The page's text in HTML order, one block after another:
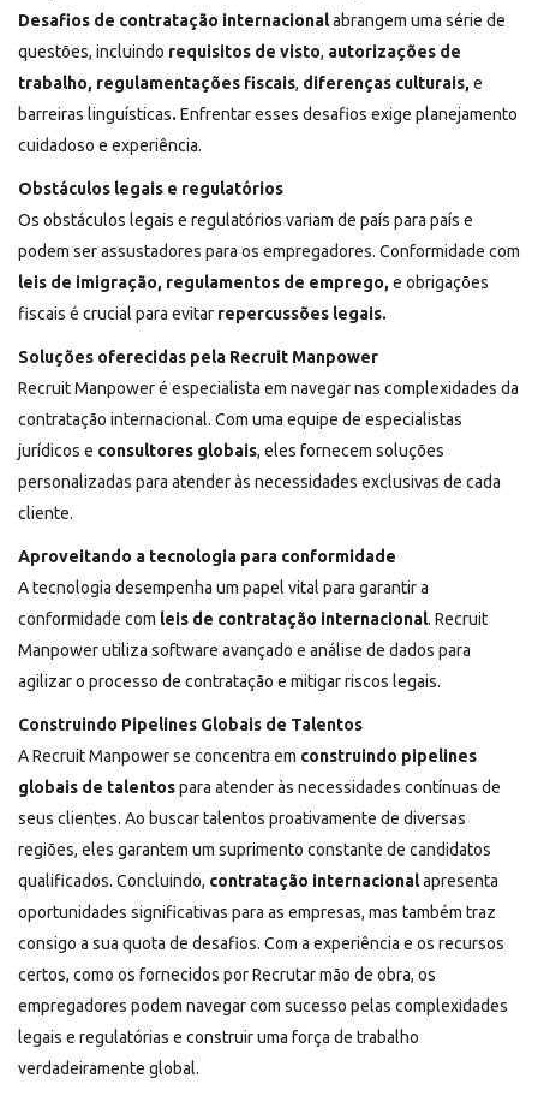
Desafios de contratação internacionalabrangem uma série de
questões, incluindo requisitos de visto, autorizações de
trabalho, regulamentações fiscais, diferenças culturais,e
barreiras linguísticas. Enfrentar esses desafios exige planejamento
cuidadoso e experiência.
Obstáculos legais e regulatórios
Os obstáculos legais e regulatórios variam de país para país e
podem ser assustadores para os empregadores. Conformidade com
leis de imigração, regulamentos de emprego,e obrigações
fiscais é crucial para evitar repercussões legais.
Soluções oferecidas pela Recruit Manpower
Recruit Manpoweré especialista em navegar nas complexidades da
contratação internacional. Com uma equipe de especialistas
jurídicos e consultores globais, eles fornecem soluções
personalizadas para atender às necessidades exclusivas de cada
cliente.
Aproveitando a tecnologia para conformidade
A tecnologia desempenha um papel vital para garantir a
conformidade com leis de contratação internacional. Recruit
Manpowerutiliza software avançado e análise de dados para
agilizar o processo de contratação e mitigar riscos legais.
Construindo Pipelines Globais de Talentos
A Recruit Manpower se concentra em construindo pipelines
globais de talentospara atender às necessidades contínuas de
seus clientes. Ao buscar talentos proativamente de diversas
regiões, eles garantem um suprimento constante de candidatos
qualificados. Concluindo, contratação internacionalapresenta
oportunidades significativas para as empresas, mas também traz
consigo a sua quota de desafios. Com a experiência e os recursos
certos, como os fornecidos porRecrutar mão de obra, os
empregadores podem navegar com sucesso pelas complexidades
legais e regulatórias e construir uma força de trabalho
verdadeiramente global.